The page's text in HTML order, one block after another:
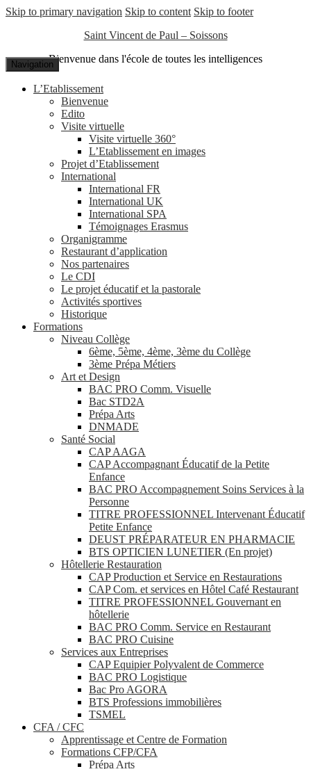
Skip to primary navigation Skip to content Skip to footer
Saint Vincent de Paul – Soissons
Bienvenue dans l'école de toutes les intelligences
Navigation
L’Etablissement
Bienvenue
Edito
Visite virtuelle
Visite virtuelle 360°
L’Etablissement en images
Projet d’Etablissement
International
International FR
International UK
International SPA
Témoignages Erasmus
Organigramme
Restaurant d’application
Nos partenaires
Le CDI
Le projet éducatif et la pastorale
Activités sportives
Historique
Formations
Niveau Collège
6ème, 5ème, 4ème, 3ème du Collège
3ème Prépa Métiers
Art et Design
BAC PRO Comm. Visuelle
Bac STD2A
Prépa Arts
DNMADE
Santé Social
CAP AAGA
CAP Accompagnant Éducatif de la Petite
Enfance
BAC PRO Accompagnement Soins Services à la
Personne
TITRE PROFESSIONNEL Intervenant Éducatif
Petite Enfance
DEUST PRÉPARATEUR EN PHARMACIE
BTS OPTICIEN LUNETIER (En projet)
Hôtellerie Restauration
CAP Production et Service en Restaurations
CAP Com. et services en Hôtel Café Restaurant
TITRE PROFESSIONNEL Gouvernant en
hôtellerie
BAC PRO Comm. Service en Restaurant
BAC PRO Cuisine
Services aux Entreprises
CAP Equipier Polyvalent de Commerce
BAC PRO Logistique
Bac Pro AGORA
BTS Professions immobilières
TSMEL
CFA / CFC
Apprentissage et Centre de Formation
Formations CFP/CFA
Prépa Arts